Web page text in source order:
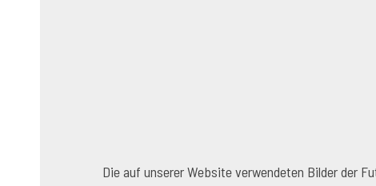
Die auf unserer Website verwendeten Bilder der